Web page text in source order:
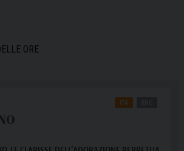
ORE